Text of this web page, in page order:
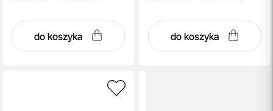
do koszyka do koszyka